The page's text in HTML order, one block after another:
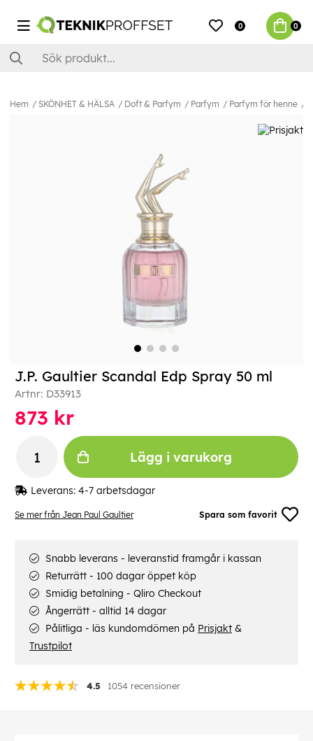
0 0
Hem SKÖNHET & HÄLSA Doft & Parfym Parfym Parfym för henne
Se mer från Jean Paul Gaultier Spara som favorit
J.P. Gaultier Scandal Edp Spray 50 ml
Artnr: D33913
4.5 1054 recensioner
873 kr
Lägg i varukorg
Leverans: 4-7 arbetsdagar
Snabb leverans - leveranstid framgår i kassan
Returrätt - 100 dagar öppet köp
Smidig betalning - Qliro Checkout
Ångerrätt - alltid 14 dagar
Pålitliga - läs kundomdömen på Prisjakt &
Trustpilot